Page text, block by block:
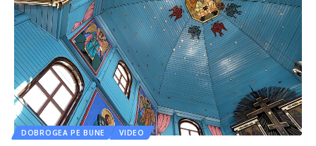
DOBROGEA PE BUNE VIDEO